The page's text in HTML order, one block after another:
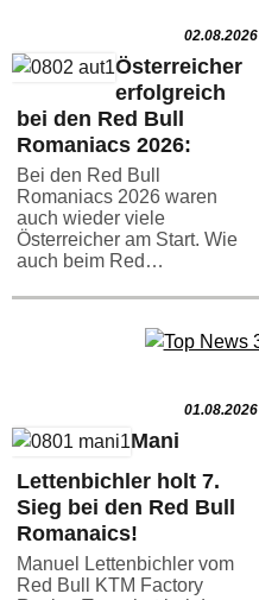
02.08.2026
Österreicher
erfolgreich
bei den Red Bull
Romaniacs 2026:
Bei den Red Bull
Romaniacs 2026 waren
auch wieder viele
Österreicher am Start. Wie
auch beim Red…
01.08.2026
Mani
Lettenbichler holt 7.
Sieg bei den Red Bull
Romanaics!
Manuel Lettenbichler vom
Red Bull KTM Factory